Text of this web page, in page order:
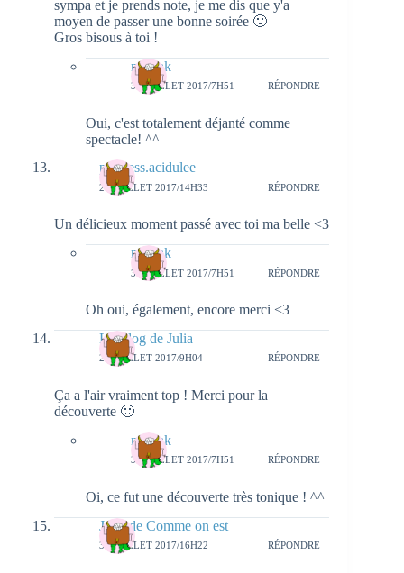
sympa et je prends note, je me dis que y'a
moyen de passer une bonne soirée 🙂
Gros bisous à toi !
natieak
31 JUILLET 2017/7H51 RÉPONDRE
Oui, c'est totalement déjanté comme
spectacle! ^^
princess.acidulee
28 JUILLET 2017/14H33 RÉPONDRE
Un délicieux moment passé avec toi ma belle <3
natieak
31 JUILLET 2017/7H51 RÉPONDRE
Oh oui, également, encore merci <3
Le Blog de Julia
29 JUILLET 2017/9H04 RÉPONDRE
Ça a l'air vraiment top ! Merci pour la
découverte 🙂
natieak
31 JUILLET 2017/7H51 RÉPONDRE
Oi, ce fut une découverte très tonique ! ^^
Julie de Comme on est
31 JUILLET 2017/16H22 RÉPONDRE